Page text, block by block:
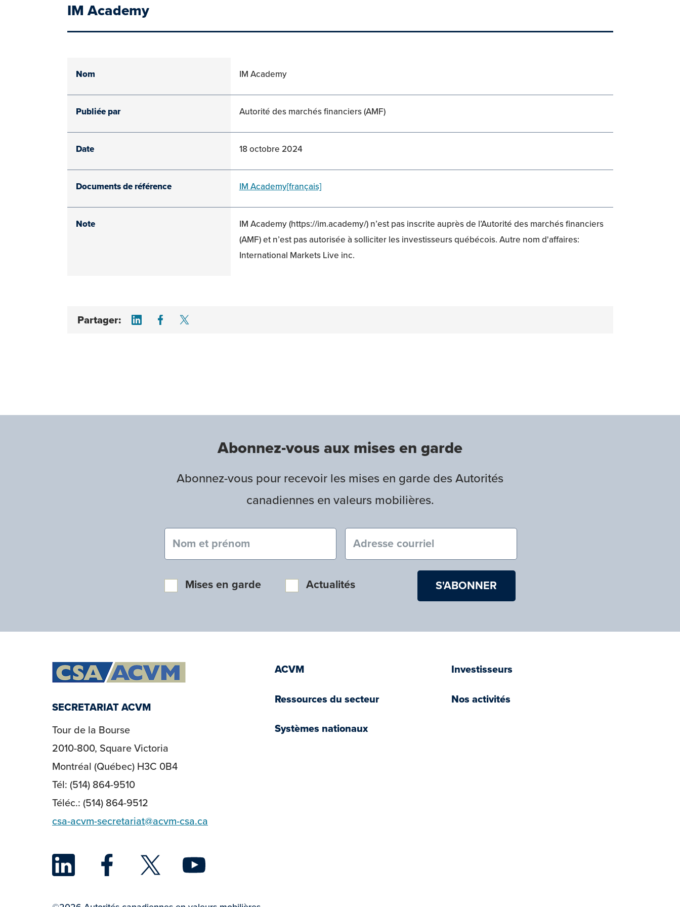
IM Academy
Nom IM Academy
Publiée par Autorité des marchés financiers (AMF)
Date 18 octobre 2024
Documents de référence IM Academy[français]
Note
IM Academy (https://im.academy/) n’est pas inscrite auprès de l’Autorité des marchés financiers
(AMF) et n’est pas autorisée à solliciter les investisseurs québécois. Autre nom d'affaires:
International Markets Live inc.
Partager: Share on LinkedIn
Share on Facebook
Abonnez-vous aux mises en garde
Abonnez-vous pour recevoir les mises en garde des Autorités
canadiennes en valeurs mobilières.
Nom et prénom (obligatoire) Courriel (obligatoire)
Mises en garde Actualités
SECRETARIAT ACVM
Tour de la Bourse
2010-800, Square Victoria
Montréal (Québec) H3C 0B4
Tél: (514) 864-9510
Téléc.: (514) 864-9512
csa-acvm-secretariat@acvm-csa.ca
LinkedIn
Facebook
Twitter
ACVM Investisseurs
Ressources du secteur Nos activités
Systèmes nationaux